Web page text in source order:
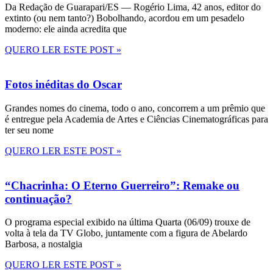
Da Redação de Guarapari/ES — Rogério Lima, 42 anos, editor do
extinto (ou nem tanto?) Bobolhando, acordou em um pesadelo
moderno: ele ainda acredita que
QUERO LER ESTE POST »
Fotos inéditas do Oscar
Grandes nomes do cinema, todo o ano, concorrem a um prêmio que
é entregue pela Academia de Artes e Ciências Cinematográficas para
ter seu nome
QUERO LER ESTE POST »
“Chacrinha: O Eterno Guerreiro”: Remake ou
continuação?
O programa especial exibido na última Quarta (06/09) trouxe de
volta à tela da TV Globo, juntamente com a figura de Abelardo
Barbosa, a nostalgia
QUERO LER ESTE POST »